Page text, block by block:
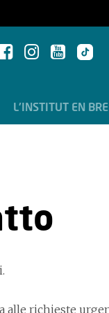
L'INSTITUT EN
alle richieste